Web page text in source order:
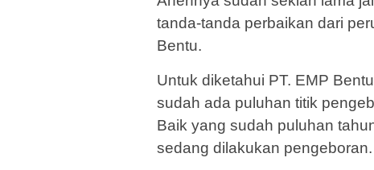
tanda-tanda perbaikan dari
Bentu.
Untuk diketahui PT. EMP
sudah ada puluhan titik
Baik yang sudah puluhan
sedang dilakukan pengeboran.